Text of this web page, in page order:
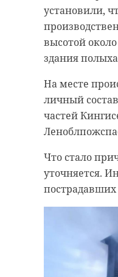
установили,
высотой
здания
На месте
личный
частей
Что стало
уточняется.
пострадавших